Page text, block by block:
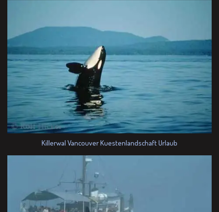
Killerwal Vancouver Kuestenlandschaft Urlaub